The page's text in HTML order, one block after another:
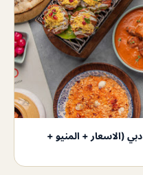
مطعم Bombay Borough Dubai دبي (الاسعار + المنيو +